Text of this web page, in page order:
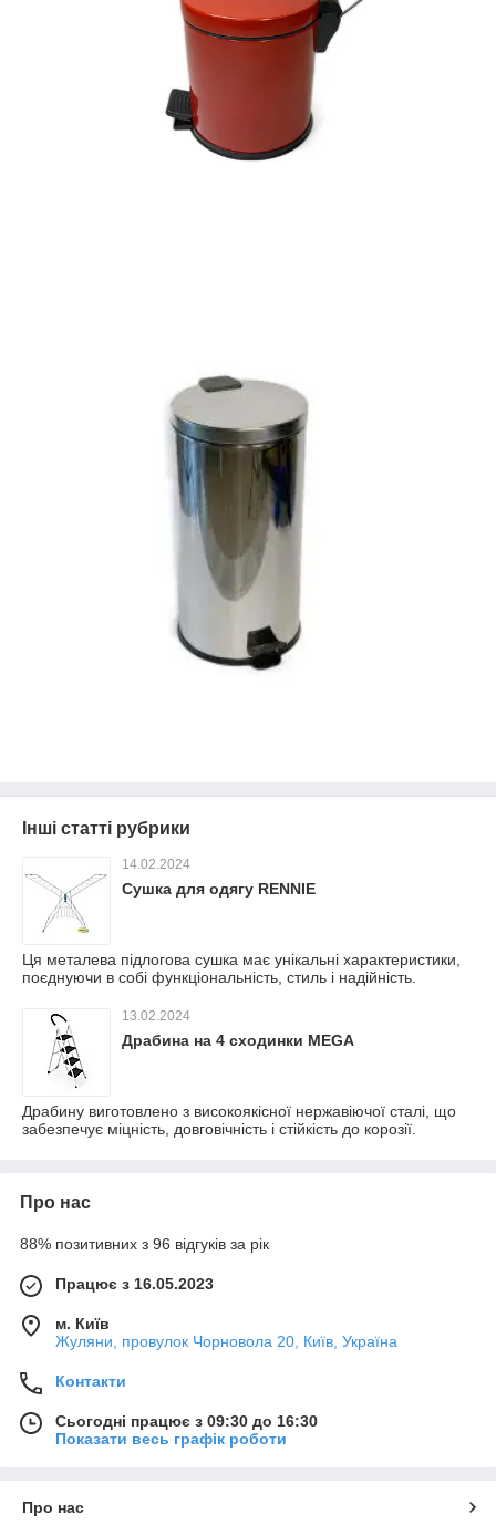
Інші статті рубрики
14.02.2024
Сушка для одягу RENNIE
Ця металева підлогова сушка має унікальні характеристики,
поєднуючи в собі функціональність, стиль і надійність.
13.02.2024
Драбина на 4 сходинки MEGA
Драбину виготовлено з високоякісної нержавіючої сталі, що
забезпечує міцність, довговічність і стійкість до корозії.
Про нас
88% позитивних з 96 відгуків за рік
Працює з 16.05.2023
м. Київ
Жуляни, провулок Чорновола 20, Київ, Україна
Контакти
Сьогодні працює з 09:30 до 16:30
Показати весь графік роботи
Про нас